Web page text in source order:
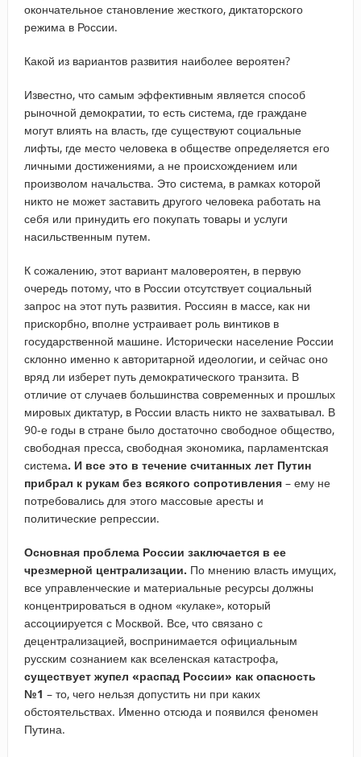
окончательное становление жесткого, диктаторского
режима в России.
Какой из вариантов развития наиболее вероятен?
Известно, что самым эффективным является способ
рыночной демократии, то есть система, где граждане
могут влиять на власть, где существуют социальные
лифты, где место человека в обществе определяется его
личными достижениями, а не происхождением или
произволом начальства. Это система, в рамках которой
никто не может заставить другого человека работать на
себя или принудить его покупать товары и услуги
насильственным путем.
К сожалению, этот вариант маловероятен, в первую
очередь потому, что в России отсутствует социальный
запрос на этот путь развития. Россиян в массе, как ни
прискорбно, вполне устраивает роль винтиков в
государственной машине. Исторически население России
склонно именно к авторитарной идеологии, и сейчас оно
вряд ли изберет путь демократического транзита. В
отличие от случаев большинства современных и прошлых
мировых диктатур, в России власть никто не захватывал. В
90-е годы в стране было достаточно свободное общество,
свободная пресса, свободная экономика, парламентская
система. И все это в течение считанных лет Путин
прибрал к рукам без всякого сопротивления– ему не
потребовались для этого массовые аресты и
политические репрессии.
Основная проблема России заключается в ее
чрезмерной централизации. По мнению власть имущих,
все управленческие и материальные ресурсы должны
концентрироваться в одном «кулаке», который
ассоциируется с Москвой. Все, что связано с
децентрализацией, воспринимается официальным
русским сознанием как вселенская катастрофа,
существует жупел «распад России» как опасность
№1 – то, чего нельзя допустить ни при каких
обстоятельствах. Именно отсюда и появился феномен
Путина.